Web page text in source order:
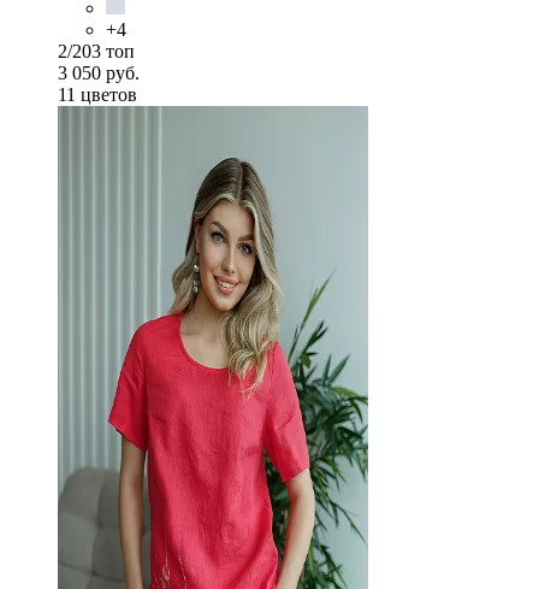
+4
2/203 топ
3 050 руб.
11 цветов